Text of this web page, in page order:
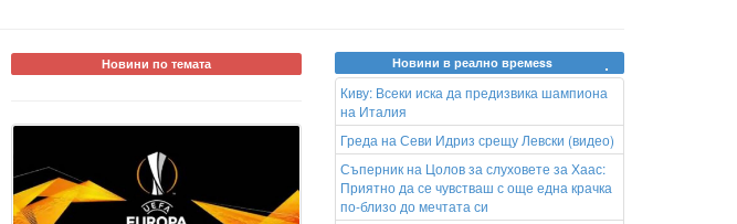
Новини по темата Новини в реално времеss
Киву: Всеки иска да предизвика шампиона
на Италия
Греда на Севи Идриз срещу Левски (видео)
Съперник на Цолов за слуховете за Хаас:
Приятно да се чувстваш с още една крачка
по-близо до мечтата си